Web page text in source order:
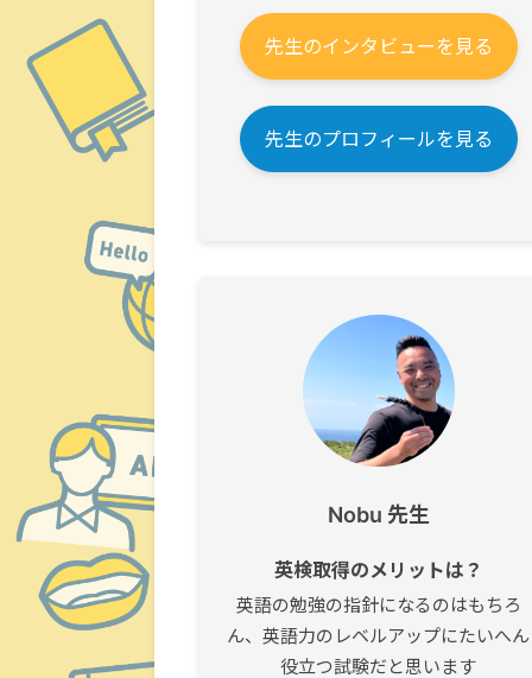
先生のインタビューを見る
先生のプロフィールを見る
Nobu 先生
英検取得のメリットは？
英語の勉強の指針になるのはもちろ
ん、英語力のレベルアップにたいへん
役立つ試験だと思います